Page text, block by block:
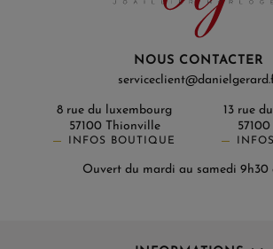
NOUS CONTACTER
8 rue du luxembourg
57100 Thionville
INFOS BOUTIQUE
13 rue
Ouvert du mardi au samedi 9h30